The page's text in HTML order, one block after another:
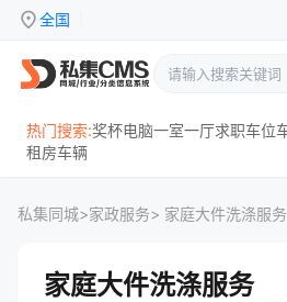
location_on全国
热门搜索:奖杯电脑一室一厅求职车位
租房车辆
私集同城>家政服务> 家庭大件洗涤服务
家庭大件洗涤服务